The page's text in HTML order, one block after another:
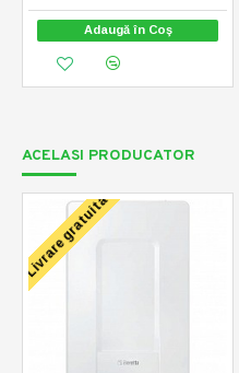
Adaugă în Coş
ACELASI PRODUCATOR
Livrare gratuita